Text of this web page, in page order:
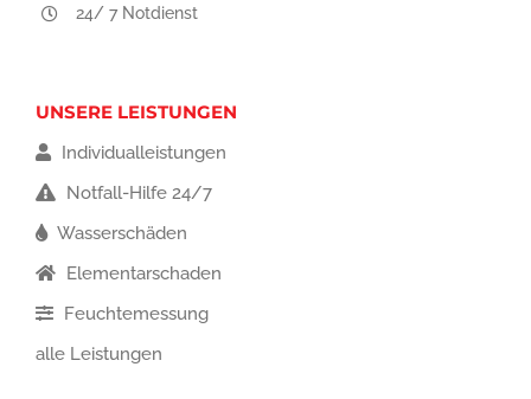
24/ 7 Notdienst
UNSERE LEISTUNGEN
Individualleistungen
Notfall-Hilfe 24/7
Wasserschäden
Elementarschaden
Feuchtemessung
alle Leistungen